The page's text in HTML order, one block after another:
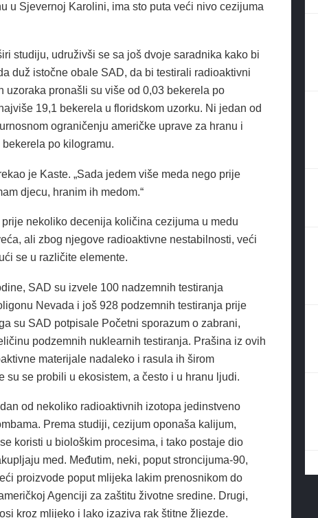
u Sjevernoj Karolini, ima sto puta veći nivo cezijuma
studiju, udruživši se sa još dvoje saradnika kako bi
duž istočne obale SAD, da bi testirali radioaktivni
uzoraka pronašli su više od 0,03 bekerela po
19,1 bekerela u floridskom uzorku. Ni jedan od
ograničenju američke uprave za hranu i
po kilogramu.
je Kaste. „Sada jedem više meda nego prije
djecu, hranim ih medom.“
nekoliko decenija količina cezijuma u ​​medu
ali zbog njegove radioaktivne nestabilnosti, veći
se u različite elemente.
SAD su izvele 100 nadzemnih testiranja
Nevada i još 928 podzemnih testiranja prije
su SAD potpisale Početni sporazum o zabrani,
podzemnih nuklearnih testiranja. Prašina iz ovih
materijale nadaleko i rasula ih širom
su se probili u ekosistem, a često i u hranu ljudi.
od nekoliko radioaktivnih izotopa jedinstveno
Prema studiji, cezijum oponaša kalijum,
koristi u biološkim procesima, i tako postaje dio
med. Međutim, neki, poput stroncijuma-90,
proizvode poput mlijeka lakim prenosnikom do
Agenciji za zaštitu životne sredine. Drugi,
kroz mlijeko i lako izaziva rak štitne žljezde.